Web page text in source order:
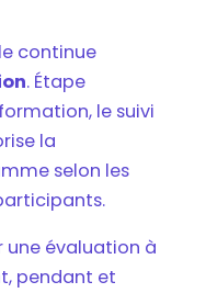
continue
. Étape
le suivi
la
selon les
une évaluation à
pendant et